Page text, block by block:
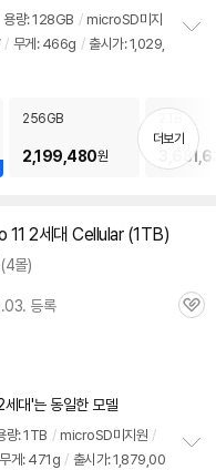
용량: 128GB / microSD미지
/ 무게: 466g / 출시가: 1,029,
기
256GB
2,199,480원
더보기
11 2세대 Cellular (1TB)
(4몰)
등록
관
대'는 동일한 모델
량: 1TB / microSD미지원 /
무게: 471g / 출시가: 1,879,00